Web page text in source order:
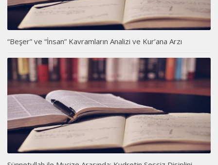
“Beşer” ve “İnsan” Kavramların Analizi ve Kur’ana Arzı